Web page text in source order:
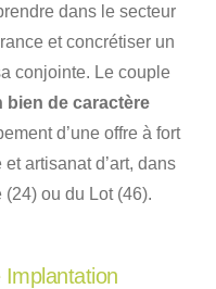
dans le secteur
et concrétiser un
conjointe. Le couple
bien de caractère
d’une offre à fort
artisanat d’art, dans
ou du Lot (46).
Implantation